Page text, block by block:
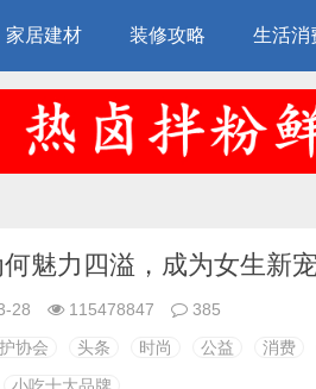
家居建材 装修攻略 生活消
魅力四溢，成为女生新
28 115478847
385
协会 头条 时尚 公益 消费
小吃十大品牌